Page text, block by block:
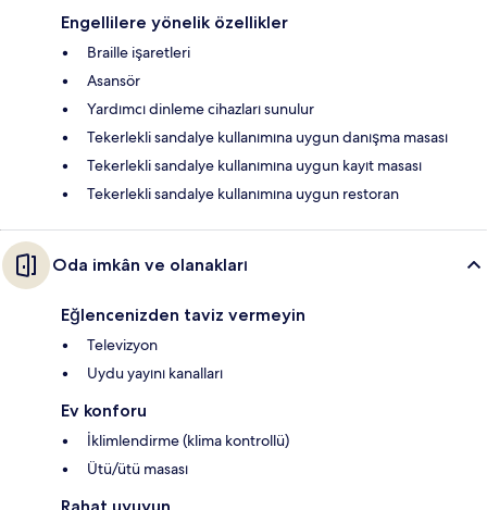
Engellilere yönelik özellikler
Braille işaretleri
Asansör
Yardımcı dinleme cihazları sunulur
Tekerlekli sandalye kullanımına uygun danışma masası
Tekerlekli sandalye kullanımına uygun kayıt masası
Tekerlekli sandalye kullanımına uygun restoran
Oda imkân ve olanakları
Eğlencenizden taviz vermeyin
Televizyon
Uydu yayını kanalları
Ev konforu
İklimlendirme (klima kontrollü)
Ütü/ütü masası